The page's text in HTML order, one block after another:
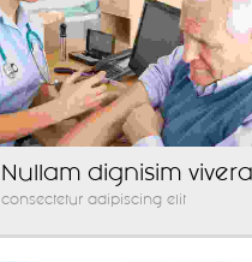
Nullam dignisim vivera
consectetur adipiscing elit